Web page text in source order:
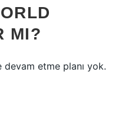
MI?
etme planı yok.